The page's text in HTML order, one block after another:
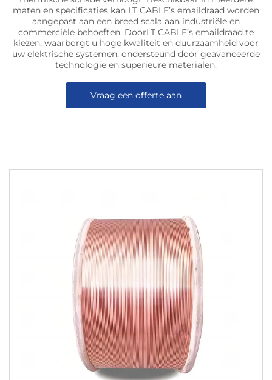
maten en specificaties kan LT CABLE’s emaildraad worden
aangepast aan een breed scala aan industriële en
commerciële behoeften. DoorLT CABLE’s emaildraad te
kiezen, waarborgt u hoge kwaliteit en duurzaamheid voor
uw elektrische systemen, ondersteund door geavanceerde
technologie en superieure materialen.
Vraag een offerte aan